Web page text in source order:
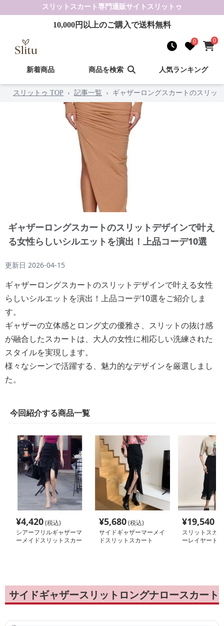
スリットスカート 専門通販サイト スリットゥ
10,000円以上のご購入で送料無料
0 0
新着商品 商品を検索 人気ランキング
スリットゥ TOP › 記事一覧 › ギャザーロングスカートのスリッ
ギャザーロングスカートのスリットデザインで叶え
る女性らしいシルエットを演出！上品コーデ10選
更新日 2026-04-15
ギャザーロングスカートのスリットデザインで叶える女性
らしいシルエットを演出！上品コーデ10選をご紹介しま
す。
ギャザーの立体感とロング丈の優雅さ、スリットの抜け感
が融合したスカートは、大人の女性に相応しい洗練された
スタイルを実現します。
様々なシーンで活躍する、魅力的なデザインを厳選しまし
た。
今回紹介する商品一覧
¥4,420(税込)
シアーフリルギャザーマ
ーメイドスリットスカー
¥5,680(税込)
サイドギャザーマーメイ
ドスリットスカート
¥19,540
スリットスカ
ーレイヤード
サイドギャザースリットロングナロースカート